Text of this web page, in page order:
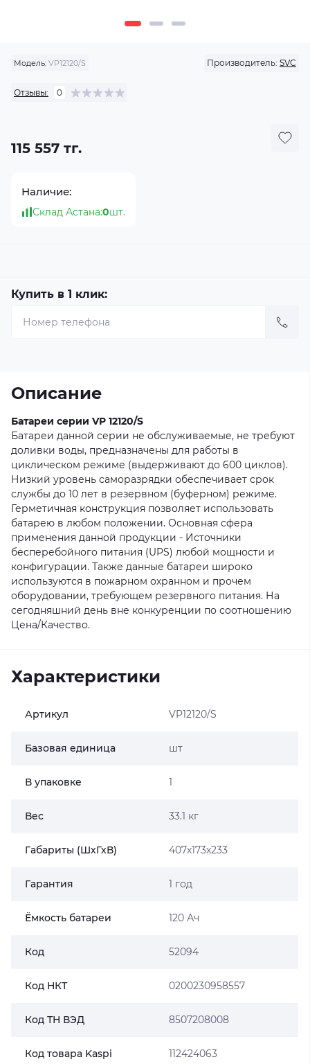
Модель: VP12120/S Производитель: SVC
Отзывы: 0
115 557 тг.
Наличие:
Склад Астана:0шт.
Купить в 1 клик:
Описание
Батареи серии VP 12120/S
Батареи данной серии не обслуживаемые, не требуют
доливки воды, предназначены для работы в
циклическом режиме (выдерживают до 600 циклов).
Низкий уровень саморазрядки обеспечивает срок
службы до 10 лет в резервном (буферном) режиме.
Герметичная конструкция позволяет использовать
батарею в любом положении. Основная сфера
применения данной продукции - Источники
бесперебойного питания (UPS) любой мощности и
конфигурации. Также данные батареи широко
используются в пожарном охранном и прочем
оборудовании, требующем резервного питания. На
сегодняшний день вне конкуренции по соотношению
Цена/Качество.
Характеристики
Артикул VP12120/S
Базовая единица шт
В упаковке 1
Вес 33.1 кг
Габариты (ШхГхВ) 407х173х233
Гарантия 1 год
Ёмкость батареи 120 Ач
Код 52094
Код НКТ 0200230958557
Код ТН ВЭД 8507208008
Код товара Kaspi 112424063